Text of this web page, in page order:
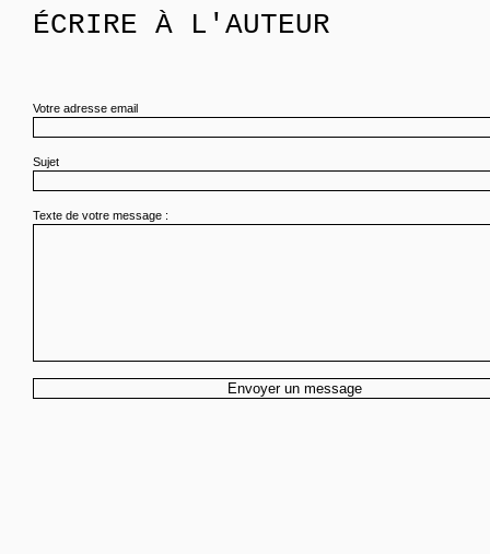
ÉCRIRE À L'AUTEUR
Votre adresse email
Sujet
Texte de votre message :